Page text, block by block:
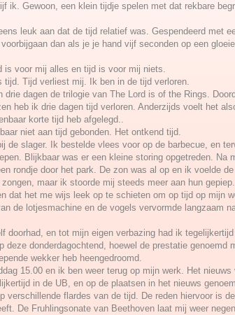
ik. Gewoon, een klein tijdje spelen met dat rekbare
leuk aan dat de tijd relatief was. Gespendeerd met
dan als je je hand vijf seconden op een
is voor mij alles en tijd is voor mij niets.
tijd. Tijd verliest mij. Ik ben in de tijd verloren.
drie dagen de trilogie van The Lord is of the Rings.
heb ik drie dagen tijd verloren. Anderzijds voelt het
korte tijd heb afgelegd..
niet aan tijd gebonden. Het ontkend tijd.
de slager. Ik bestelde vlees voor op de barbecue, en
Blijkbaar was er een kleine storing opgetreden. Na
rondje door het park. De zon was al op en ik voelde
maar ik stoorde mij steeds meer aan hun
dat het me wijs leek op te schieten om op tijd op mijn
de lotjesmachine en de vogels vervormde langzaam
doorhad, en tot mijn eigen verbazing had ik
deze donderdagochtend, hoewel de prestatie genoemd
wekker heb heengedroomd.
15.00 en ik ben weer terug op mijn werk. Het
in de UB, en op de plaatsen in het nieuws
verschillende flardes van de tijd. De reden hiervoor is
De Fruhlingsonate van Beethoven laat mij weer